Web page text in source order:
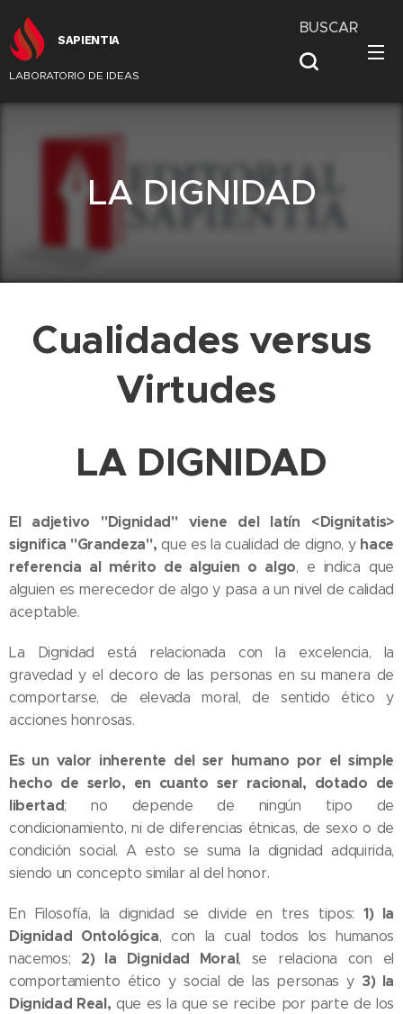
SAPIENTIA
LABORATORIO DE IDEAS
BUSCAR
LA DIGNIDAD
Cualidades versus
Virtudes
LA DIGNIDAD
El adjetivo "Dignidad" viene del latín <Dignitatis>
significa "Grandeza", que es la cualidad de digno, y hace
referencia al mérito de alguien o algo, e indica que
alguien es merecedor de algo y pasa a un nivel de calidad
aceptable.
La Dignidad está relacionada con la excelencia, la
gravedad y el decoro de las personas en su manera de
comportarse, de elevada moral, de sentido ético y
acciones honrosas.
Es un valor inherente del ser humano por el simple
hecho de serlo, en cuanto ser racional, dotado de
libertad; no depende de ningún tipo de
condicionamiento, ni de diferencias étnicas, de sexo o de
condición social. A esto se suma la dignidad adquirida,
siendo un concepto similar al del honor.
En Filosofía, la dignidad se divide en tres tipos:1) la
Dignidad Ontológica, con la cual todos los humanos
nacemos; 2) la Dignidad Moral, se relaciona con el
comportamiento ético y social de las personas y 3) la
Dignidad Real, que es la que se recibe por parte de los